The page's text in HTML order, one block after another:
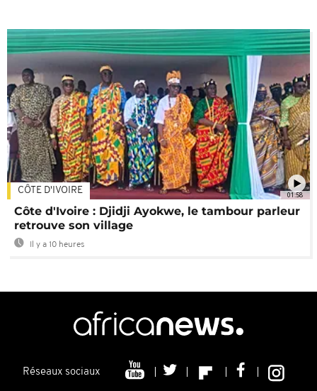
01:58
CÔTE D'IVOIRE
Côte d'Ivoire : Djidji Ayokwe, le tambour parleur
retrouve son village
Il y a 10 heures
Réseaux sociaux